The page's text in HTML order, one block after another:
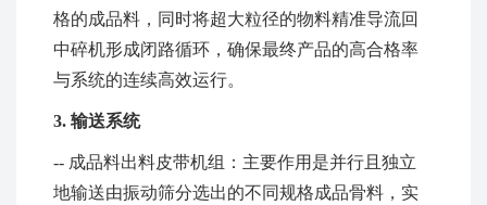
格的成品料，同时将超大粒径的物料精准导流回
中碎机形成闭路循环，确保最终产品的高合格率
与系统的连续高效运行。
3. 输送系统
-- 成品料出料皮带机组：主要作用是并行且独立
地输送由振动筛分选出的不同规格成品骨料，实